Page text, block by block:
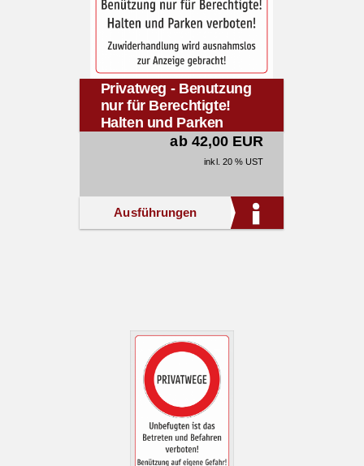
Privatweg - Benutzung
nur für Berechtigte!
Halten und Parken
ab 42,00 EUR
inkl. 20 % UST
Ausführungen